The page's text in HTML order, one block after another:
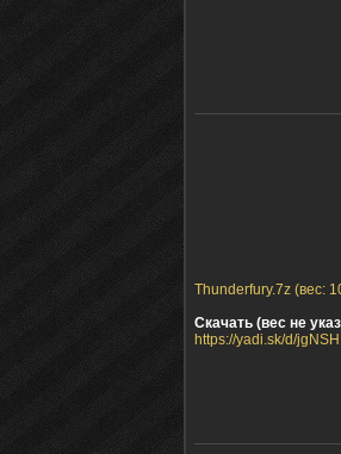
Thunderfury.7z (вес:
Скачать (вес не
https://yadi.sk/d/